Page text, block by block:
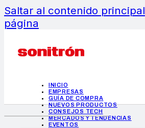
Saltar al contenido principal
página
INICIO
EMPRESAS
GUÍA DE COMPRA
NUEVOS PRODUCTOS
CONSEJOS TECH
MERCADOS Y TENDENCIAS
EVENTOS